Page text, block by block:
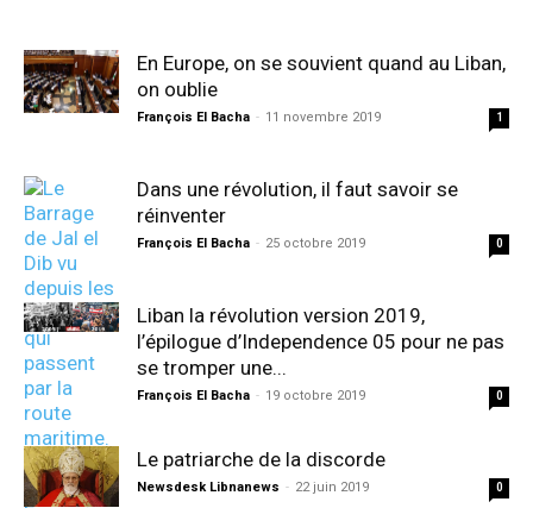
En Europe, on se souvient quand au Liban,
on oublie
François El Bacha - 11 novembre 2019 1
Dans une révolution, il faut savoir se
réinventer
François El Bacha - 25 octobre 2019 0
Liban la révolution version 2019,
l’épilogue d’Independence 05 pour ne pas
se tromper une...
François El Bacha - 19 octobre 2019 0
Le patriarche de la discorde
Newsdesk Libnanews - 22 juin 2019 0